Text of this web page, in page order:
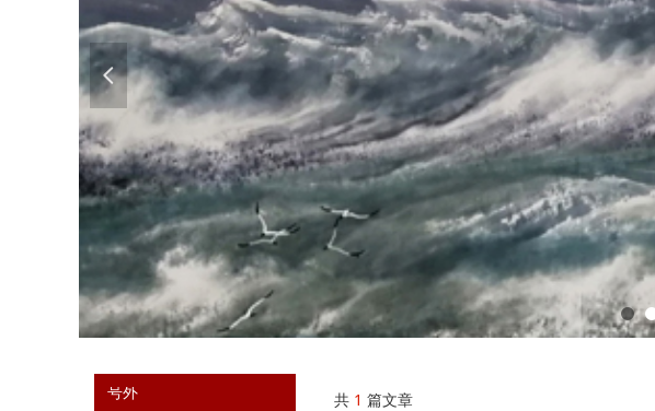
넳
共 1 篇文章
号外